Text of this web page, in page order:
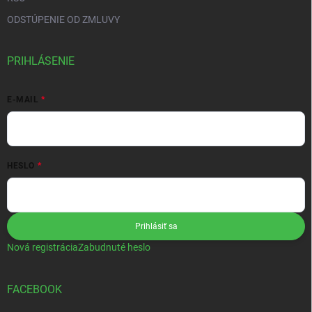
ODSTÚPENIE OD ZMLUVY
PRIHLÁSENIE
E-MAIL
HESLO
Prihlásiť sa
Nová registráciaZabudnuté heslo
FACEBOOK